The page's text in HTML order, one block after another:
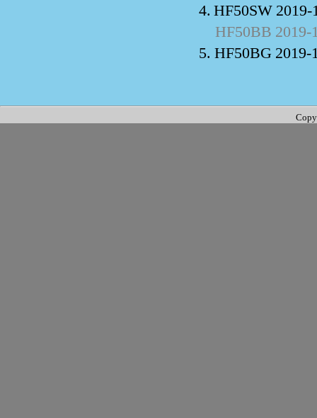
4. HF50SW 2019-
HF50BB 2019-
5. HF50BG 2019-